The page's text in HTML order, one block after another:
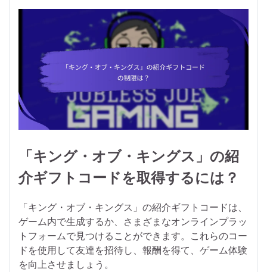
「キング・オブ・キングス」の紹
介ギフトコードを取得するには？
「キング・オブ・キングス」の紹介ギフトコードは、
ゲーム内で生成するか、さまざまなオンラインプラッ
トフォームで見つけることができます。これらのコー
ドを使用して友達を招待し、報酬を得て、ゲーム体験
を向上させましょう。